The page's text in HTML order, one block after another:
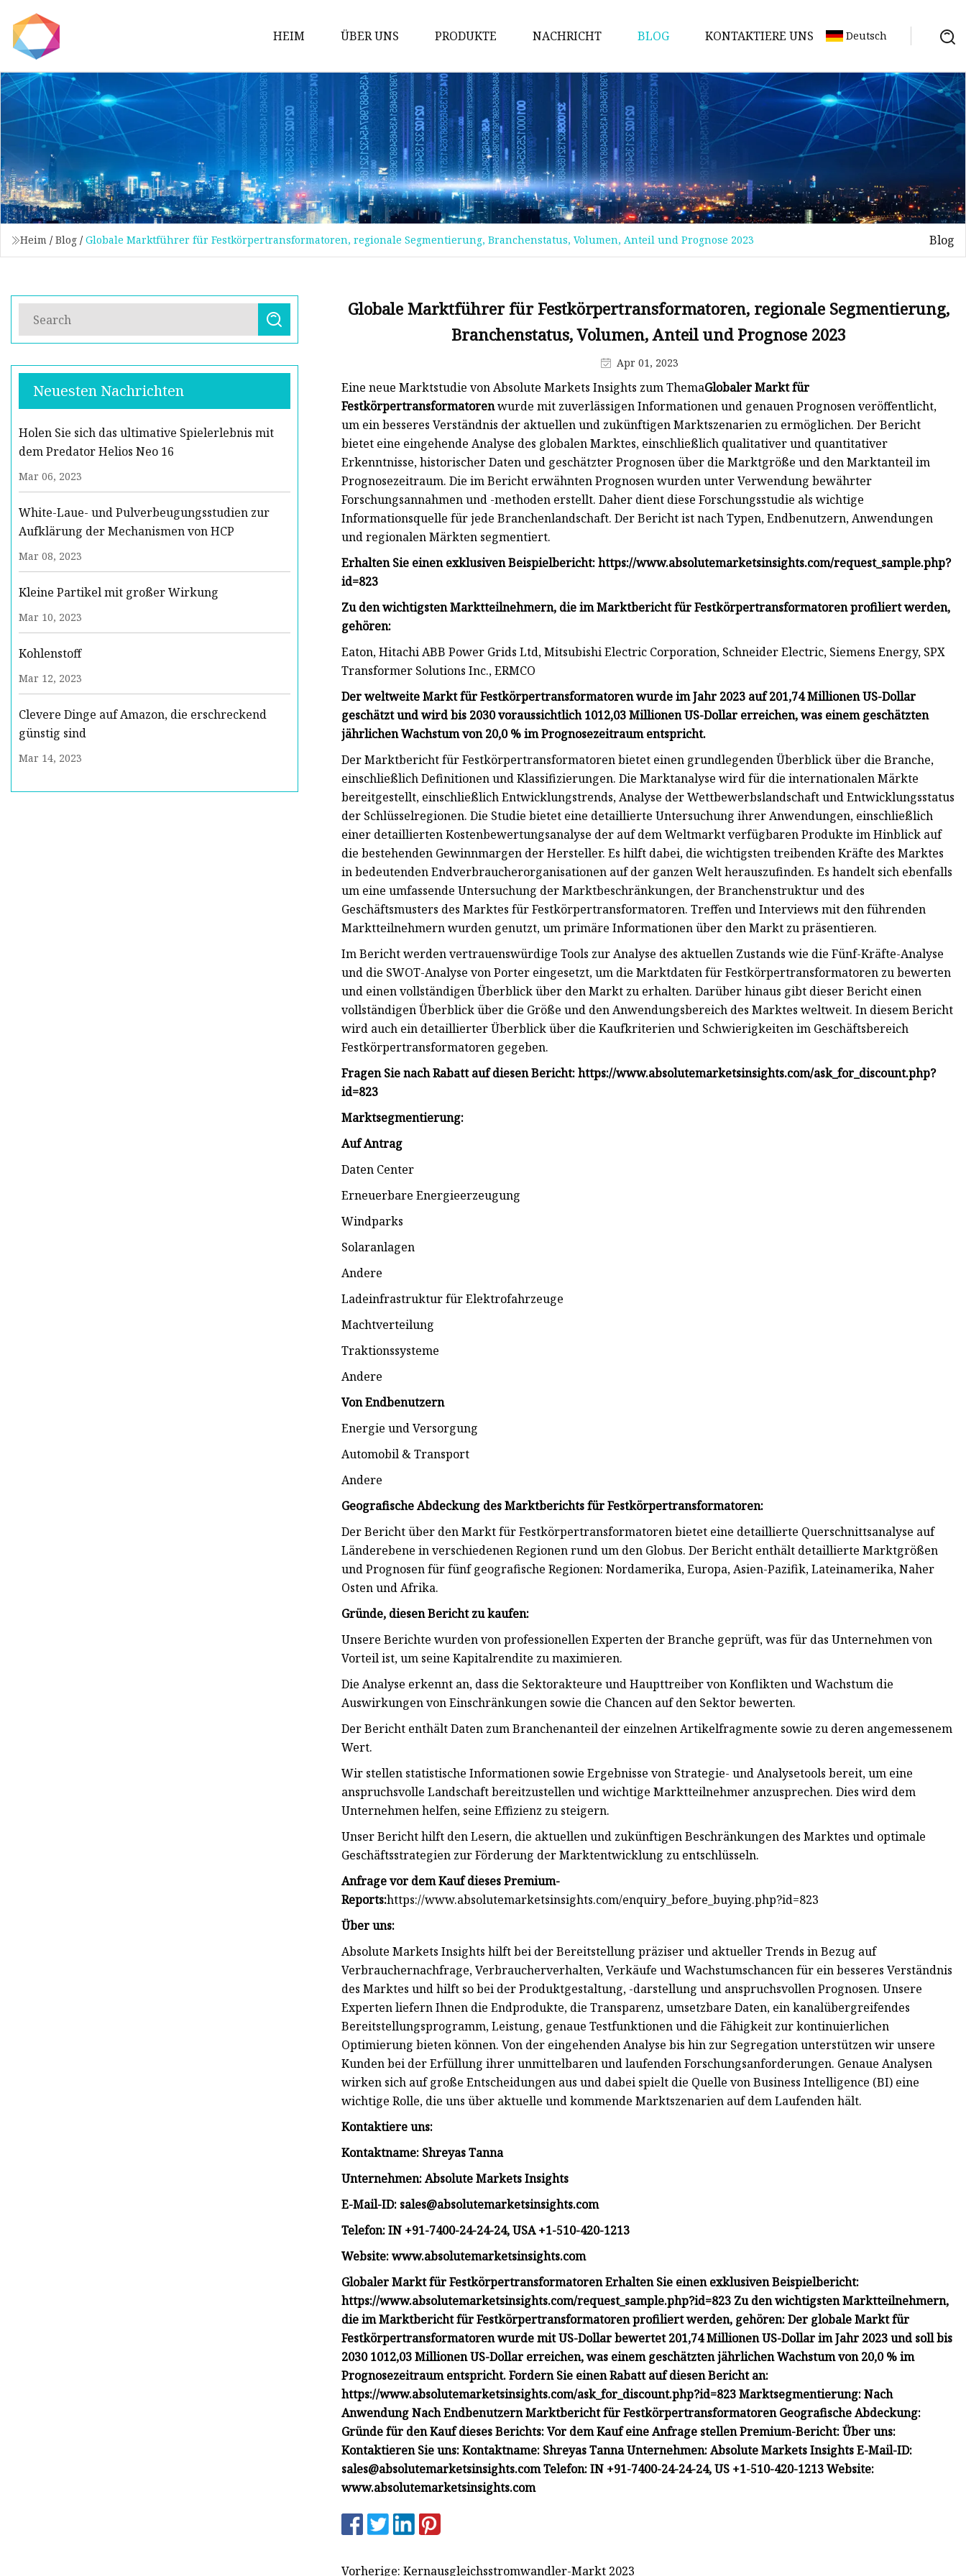
HEIM ÜBER UNS PRODUKTE
Magnetischer Kern
Spulen
Induktor
Gleichtaktdrossel
Stromwandler
DIP-Spule
SMD-Spule
Mn-Zn-Ferritkern
Ni-Zn-Ferritkern
Schalttransformator
Gekapselter Transformator
Elektronischer Transformator
Legierungspulverkern
NACHRICHT BLOG KONTAKTIERE UNS Deutsch
Heim / Blog / Globale Marktführer für Festkörpertransformatoren, regionale Segmentierung, Branchenstatus, Volumen, Anteil und Prognose 2023 Blog
Neuesten Nachrichten
Holen Sie sich das ultimative Spielerlebnis mit
dem Predator Helios Neo 16
Mar 06, 2023
White-Laue- und Pulverbeugungsstudien zur
Aufklärung der Mechanismen von HCP
Mar 08, 2023
Kleine Partikel mit großer Wirkung
Mar 10, 2023
Kohlenstoff
Mar 12, 2023
Clevere Dinge auf Amazon, die erschreckend
günstig sind
Mar 14, 2023
Globale Marktführer für Festkörpertransformatoren, regionale Segmentierung,
Branchenstatus, Volumen, Anteil und Prognose 2023
Apr 01, 2023
Eine neue Marktstudie von Absolute Markets Insights zum ThemaGlobaler Markt für
Festkörpertransformatorenwurde mit zuverlässigen Informationen und genauen Prognosen veröffentlicht,
um ein besseres Verständnis der aktuellen und zukünftigen Marktszenarien zu ermöglichen. Der Bericht
bietet eine eingehende Analyse des globalen Marktes, einschließlich qualitativer und quantitativer
Erkenntnisse, historischer Daten und geschätzter Prognosen über die Marktgröße und den Marktanteil im
Prognosezeitraum. Die im Bericht erwähnten Prognosen wurden unter Verwendung bewährter
Forschungsannahmen und -methoden erstellt. Daher dient diese Forschungsstudie als wichtige
Informationsquelle für jede Branchenlandschaft. Der Bericht ist nach Typen, Endbenutzern, Anwendungen
und regionalen Märkten segmentiert.
Erhalten Sie einen exklusiven Beispielbericht: https://www.absolutemarketsinsights.com/request_sample.php?
id=823
Zu den wichtigsten Marktteilnehmern, die im Marktbericht für Festkörpertransformatoren profiliert werden,
gehören:
Eaton, Hitachi ABB Power Grids Ltd, Mitsubishi Electric Corporation, Schneider Electric, Siemens Energy, SPX
Transformer Solutions Inc., ERMCO
Der weltweite Markt für Festkörpertransformatoren wurde im Jahr 2023 auf 201,74 Millionen US-Dollar
geschätzt und wird bis 2030 voraussichtlich 1012,03 Millionen US-Dollar erreichen, was einem geschätzten
jährlichen Wachstum von 20,0 % im Prognosezeitraum entspricht.
Der Marktbericht für Festkörpertransformatoren bietet einen grundlegenden Überblick über die Branche,
einschließlich Definitionen und Klassifizierungen. Die Marktanalyse wird für die internationalen Märkte
bereitgestellt, einschließlich Entwicklungstrends, Analyse der Wettbewerbslandschaft und Entwicklungsstatus
der Schlüsselregionen. Die Studie bietet eine detaillierte Untersuchung ihrer Anwendungen, einschließlich
einer detaillierten Kostenbewertungsanalyse der auf dem Weltmarkt verfügbaren Produkte im Hinblick auf
die bestehenden Gewinnmargen der Hersteller. Es hilft dabei, die wichtigsten treibenden Kräfte des Marktes
in bedeutenden Endverbraucherorganisationen auf der ganzen Welt herauszufinden. Es handelt sich ebenfalls
um eine umfassende Untersuchung der Marktbeschränkungen, der Branchenstruktur und des
Geschäftsmusters des Marktes für Festkörpertransformatoren. Treffen und Interviews mit den führenden
Marktteilnehmern wurden genutzt, um primäre Informationen über den Markt zu präsentieren.
Im Bericht werden vertrauenswürdige Tools zur Analyse des aktuellen Zustands wie die Fünf-Kräfte-Analyse
und die SWOT-Analyse von Porter eingesetzt, um die Marktdaten für Festkörpertransformatoren zu bewerten
und einen vollständigen Überblick über den Markt zu erhalten. Darüber hinaus gibt dieser Bericht einen
vollständigen Überblick über die Größe und den Anwendungsbereich des Marktes weltweit. In diesem Bericht
wird auch ein detaillierter Überblick über die Kaufkriterien und Schwierigkeiten im Geschäftsbereich
Festkörpertransformatoren gegeben.
Fragen Sie nach Rabatt auf diesen Bericht: https://www.absolutemarketsinsights.com/ask_for_discount.php?
id=823
Marktsegmentierung:
Auf Antrag
Daten Center
Erneuerbare Energieerzeugung
Windparks
Solaranlagen
Andere
Ladeinfrastruktur für Elektrofahrzeuge
Machtverteilung
Traktionssysteme
Andere
Von Endbenutzern
Energie und Versorgung
Automobil & Transport
Andere
Geografische Abdeckung des Marktberichts für Festkörpertransformatoren:
Der Bericht über den Markt für Festkörpertransformatoren bietet eine detaillierte Querschnittsanalyse auf
Länderebene in verschiedenen Regionen rund um den Globus. Der Bericht enthält detaillierte Marktgrößen
und Prognosen für fünf geografische Regionen: Nordamerika, Europa, Asien-Pazifik, Lateinamerika, Naher
Osten und Afrika.
Gründe, diesen Bericht zu kaufen:
Unsere Berichte wurden von professionellen Experten der Branche geprüft, was für das Unternehmen von
Vorteil ist, um seine Kapitalrendite zu maximieren.
Die Analyse erkennt an, dass die Sektorakteure und Haupttreiber von Konflikten und Wachstum die
Auswirkungen von Einschränkungen sowie die Chancen auf den Sektor bewerten.
Der Bericht enthält Daten zum Branchenanteil der einzelnen Artikelfragmente sowie zu deren angemessenem
Wert.
Wir stellen statistische Informationen sowie Ergebnisse von Strategie- und Analysetools bereit, um eine
anspruchsvolle Landschaft bereitzustellen und wichtige Marktteilnehmer anzusprechen. Dies wird dem
Unternehmen helfen, seine Effizienz zu steigern.
Unser Bericht hilft den Lesern, die aktuellen und zukünftigen Beschränkungen des Marktes und optimale
Geschäftsstrategien zur Förderung der Marktentwicklung zu entschlüsseln.
Anfrage vor dem Kauf dieses Premium-
Reports:https://www.absolutemarketsinsights.com/enquiry_before_buying.php?id=823
Über uns:
Absolute Markets Insights hilft bei der Bereitstellung präziser und aktueller Trends in Bezug auf
Verbrauchernachfrage, Verbraucherverhalten, Verkäufe und Wachstumschancen für ein besseres Verständnis
des Marktes und hilft so bei der Produktgestaltung, -darstellung und anspruchsvollen Prognosen. Unsere
Experten liefern Ihnen die Endprodukte, die Transparenz, umsetzbare Daten, ein kanalübergreifendes
Bereitstellungsprogramm, Leistung, genaue Testfunktionen und die Fähigkeit zur kontinuierlichen
Optimierung bieten können. Von der eingehenden Analyse bis hin zur Segregation unterstützen wir unsere
Kunden bei der Erfüllung ihrer unmittelbaren und laufenden Forschungsanforderungen. Genaue Analysen
wirken sich auf große Entscheidungen aus und dabei spielt die Quelle von Business Intelligence (BI) eine
wichtige Rolle, die uns über aktuelle und kommende Marktszenarien auf dem Laufenden hält.
Kontaktiere uns:
Kontaktname: Shreyas Tanna
Unternehmen: Absolute Markets Insights
E-Mail-ID: sales@absolutemarketsinsights.com
Telefon: IN +91-7400-24-24-24, USA +1-510-420-1213
Website: www.absolutemarketsinsights.com
Globaler Markt für Festkörpertransformatoren Erhalten Sie einen exklusiven Beispielbericht:
https://www.absolutemarketsinsights.com/request_sample.php?id=823 Zu den wichtigsten Marktteilnehmern,
die im Marktbericht für Festkörpertransformatoren profiliert werden, gehören: Der globale Markt für
Festkörpertransformatoren wurde mit US-Dollar bewertet 201,74 Millionen US-Dollar im Jahr 2023 und soll bis
2030 1012,03 Millionen US-Dollar erreichen, was einem geschätzten jährlichen Wachstum von 20,0 % im
Prognosezeitraum entspricht. Fordern Sie einen Rabatt auf diesen Bericht an:
https://www.absolutemarketsinsights.com/ask_for_discount.php?id=823 Marktsegmentierung: Nach
Anwendung Nach Endbenutzern Marktbericht für Festkörpertransformatoren Geografische Abdeckung:
Gründe für den Kauf dieses Berichts: Vor dem Kauf eine Anfrage stellen Premium-Bericht: Über uns:
Kontaktieren Sie uns: Kontaktname: Shreyas Tanna Unternehmen: Absolute Markets Insights E-Mail-ID:
sales@absolutemarketsinsights.comTelefon: IN +91-7400-24-24-24, US +1-510-420-1213 Website:
www.absolutemarketsinsights.com
Vorherige: Kernausgleichsstromwandler-Markt 2023